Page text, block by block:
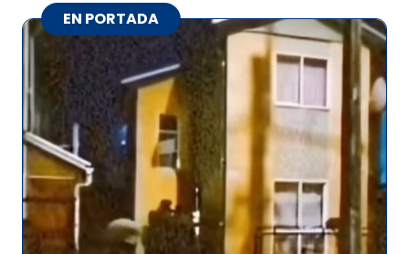
EN PORTADA